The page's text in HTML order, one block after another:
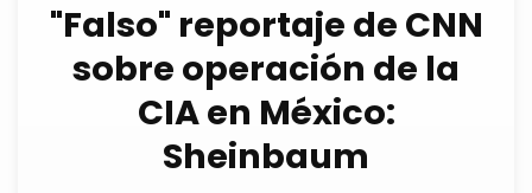
"Falso" reportaje de CNN
sobre operación de la
CIA en México:
Sheinbaum